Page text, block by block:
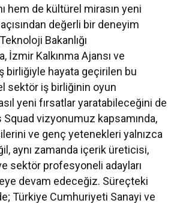
hem de kültürel mirasın yeni
değerli bir deneyim
Bakanlığı
İzmir Kalkınma Ajansı ve
birliğiyle hayata geçirilen bu
sektör iş birliğinin oyun
yeni fırsatlar yaratabileceğini de
vizyonumuz kapsamında,
ve genç yetenekleri yalnızca
aynı zamanda içerik üreticisi,
sektör profesyoneli adayları
devam edeceğiz. Süreçteki
Türkiye Cumhuriyeti Sanayi ve